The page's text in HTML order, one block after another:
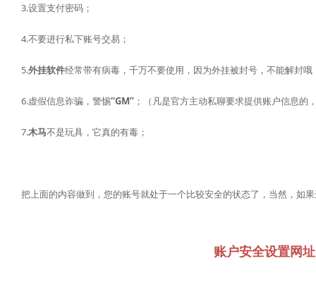
3.设置支付密码；
4.不要进行私下账号交易；
5.外挂软件经常带有病毒，千万不要使用，因为外挂被封号，不能解封哦
6.虚假信息诈骗，警惕“GM” ；（凡是官方主动私聊要求提供账户信息的
7.木马不是玩具，它真的有毒；
把上面的内容做到，您的账号就处于一个比较安全的状态了，当然，如
账户安全设置网址